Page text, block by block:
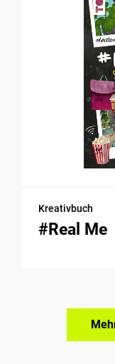
Kreativbuch
#Real Me